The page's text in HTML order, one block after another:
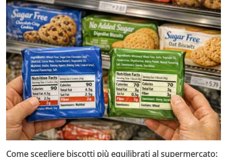
Come scegliere biscotti più equilibrati al supermercato: